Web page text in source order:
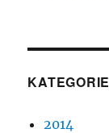
KATEGORIE
2014